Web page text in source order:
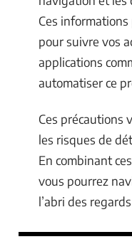
Ces
pour suivre vos
applications
automatiser ce
Ces précautions
les risques de
En combinant
vous pourrez
l’abri des